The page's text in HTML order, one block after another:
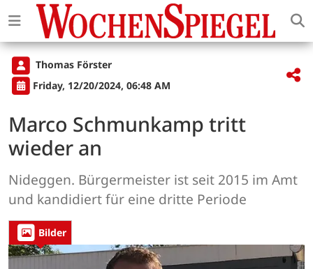
Thomas Förster
Friday, 12/20/2024, 06:48 AM
Marco Schmunkamp tritt
wieder an
Nideggen. Bürgermeister ist seit 2015 im Amt
und kandidiert für eine dritte Periode
Bilder